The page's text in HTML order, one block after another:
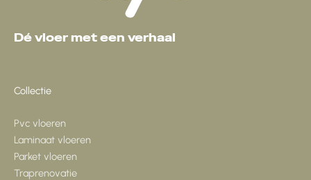
Dé vloer met een verhaal
Collectie
Pvc vloeren
Laminaat vloeren
Parket vloeren
Traprenovatie